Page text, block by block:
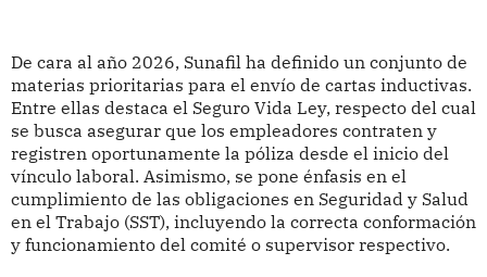
De cara al año 2026, Sunafil ha definido un conjunto de
materias prioritarias para el envío de cartas inductivas.
Entre ellas destaca el Seguro Vida Ley, respecto del cual
se busca asegurar que los empleadores contraten y
registren oportunamente la póliza desde el inicio del
vínculo laboral. Asimismo, se pone énfasis en el
cumplimiento de las obligaciones en Seguridad y Salud
en el Trabajo (SST), incluyendo la correcta conformación
y funcionamiento del comité o supervisor respectivo.